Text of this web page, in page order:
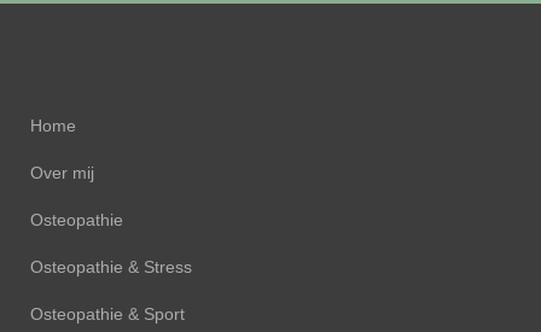
Home
Over mij
Osteopathie
Osteopathie & Stress
Osteopathie & Sport